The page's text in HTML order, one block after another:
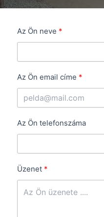
Az Ön neve
Az Ön email címe
Az Ön telefonszáma
Üzenet